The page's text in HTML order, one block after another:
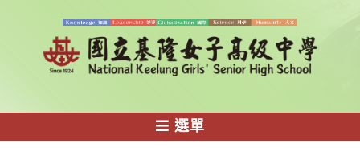
選單